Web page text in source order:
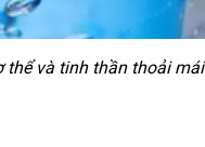
thể và tinh thần thoải mái